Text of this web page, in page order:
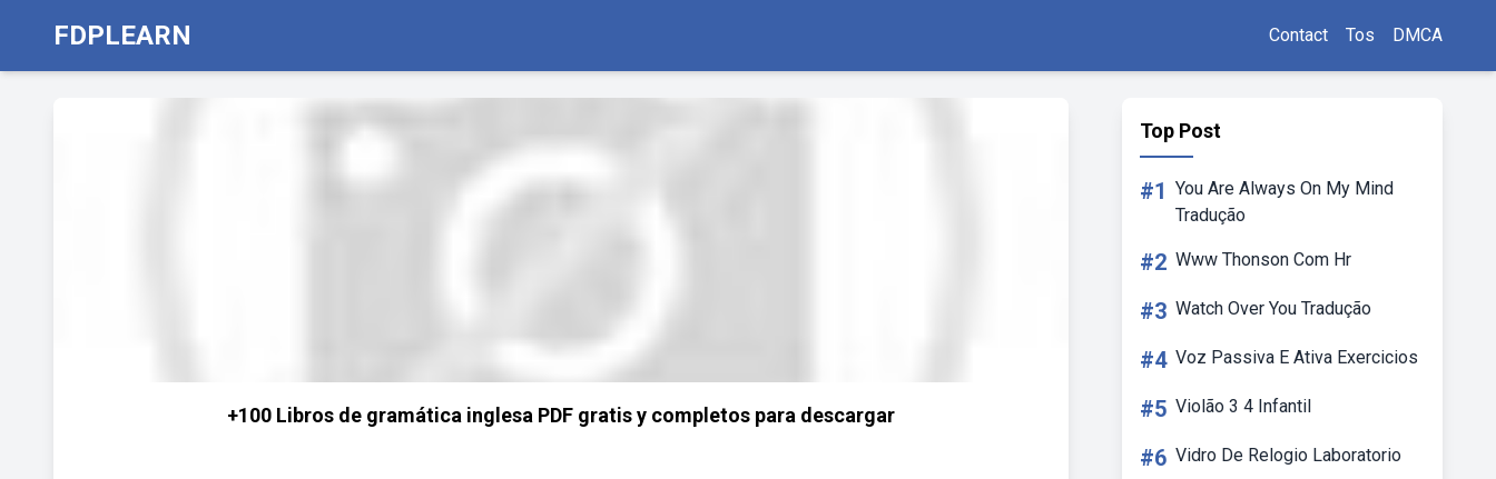
FDPLEARN Contact Tos DMCA
+100 Libros de gramática inglesa PDF gratis y completos para descargar
Top Post
#1 You Are Always On My Mind
Tradução
#2 Www Thonson Com Hr
#3 Watch Over You Tradução
#4 Voz Passiva E Ativa Exercicios
#5 Violão 3 4 Infantil
#6 Vidro De Relogio Laboratorio